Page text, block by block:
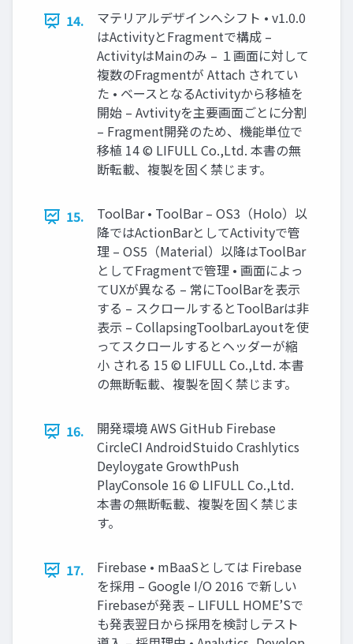
14.
マテリアルデザインへシフト • v1.0.0
はActivityとFragmentで構成 –
ActivityはMainのみ – １画面に対して
複数のFragmentが Attach されてい
た • ベースとなるActivityから移植を
開始 – Avtivityを主要画面ごとに分割
– Fragment開発のため、機能単位で
移植 14 © LIFULL Co.,Ltd. 本書の無
断転載、複製を固く禁じます。
15.
ToolBar • ToolBar – OS3（Holo）以
降ではActionBarとしてActivityで管
理 – OS5（Material）以降はToolBar
としてFragmentで管理 • 画面によっ
てUXが異なる – 常にToolBarを表示
する – スクロールするとToolBarは非
表示 – CollapsingToolbarLayoutを使
ってスクロールするとヘッダーが縮
小 される 15 © LIFULL Co.,Ltd. 本書
の無断転載、複製を固く禁じます。
16.
開発環境 AWS GitHub Firebase
CircleCI AndroidStuido Crashlytics
Deyloygate GrowthPush
PlayConsole 16 © LIFULL Co.,Ltd.
本書の無断転載、複製を固く禁じま
す。
17.
Firebase • mBaaSとしては Firebase
を採用 – Google I/O 2016 で新しい
Firebaseが発表 – LIFULL HOME’Sで
も発表翌日から採用を検討しテスト